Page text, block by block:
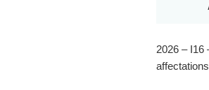
2026 – I16